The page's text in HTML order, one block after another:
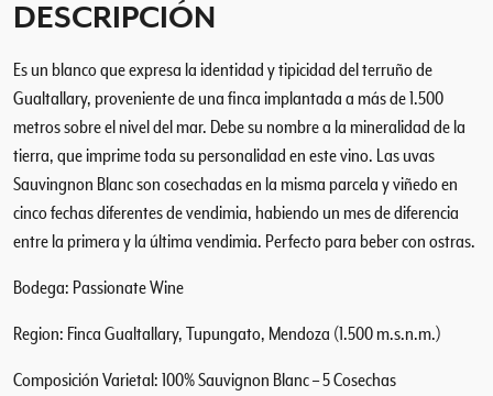
R
c
a
2
0
2
n
i
a
DESCRIPCIÓN
Es un blanco que expresa la identidad y tipicidad del terruño de
Gualtallary, proveniente de una finca implantada a más de 1.500
metros sobre el nivel del mar. Debe su nombre a la mineralidad de la
tierra, que imprime toda su personalidad en este vino. Las uvas
Sauvingnon Blanc son cosechadas en la misma parcela y viñedo en
cinco fechas diferentes de vendimia, habiendo un mes de diferencia
entre la primera y la última vendimia. Perfecto para beber con ostras.
Bodega: Passionate Wine
Region: Finca Gualtallary, Tupungato, Mendoza (1.500 m.s.n.m.)
Composición Varietal: 100% Sauvignon Blanc – 5 Cosechas